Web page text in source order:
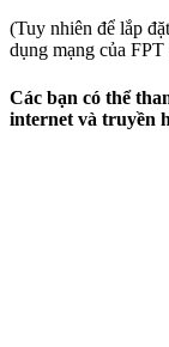
(Tuy nhiên để lắp
dụng mạng của
Các bạn có thể
internet và truyền